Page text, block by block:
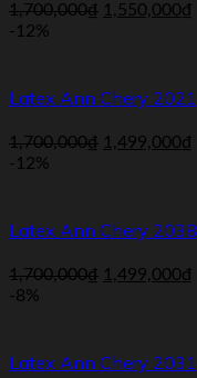
1,700,000₫ 1,550,000₫
-12%
Latex Ann Chery 2021
1,700,000₫ 1,499,000₫
-12%
Latex Ann Chery 2038
1,700,000₫ 1,499,000₫
-8%
Latex Ann Chery 2031